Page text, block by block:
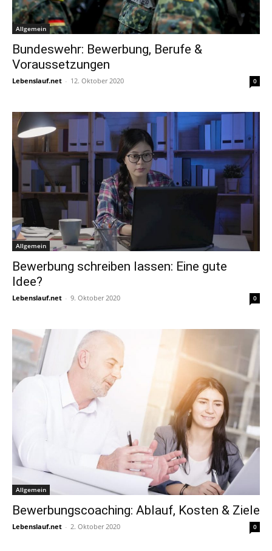
Allgemein
Bundeswehr: Bewerbung, Berufe &
Voraussetzungen
Lebenslauf.net - 12. Oktober 2020 0
Allgemein
Bewerbung schreiben lassen: Eine gute
Idee?
Lebenslauf.net - 9. Oktober 2020 0
Allgemein
Bewerbungscoaching: Ablauf, Kosten & Ziele
Lebenslauf.net - 2. Oktober 2020 0